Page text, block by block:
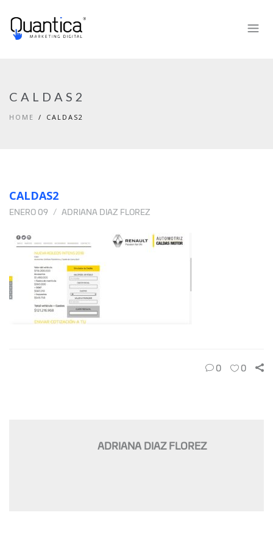
CALDAS2
HOME CALDAS2
CALDAS2
ENERO 09 ADRIANA DIAZ FLOREZ
0 0
ADRIANA DIAZ FLOREZ